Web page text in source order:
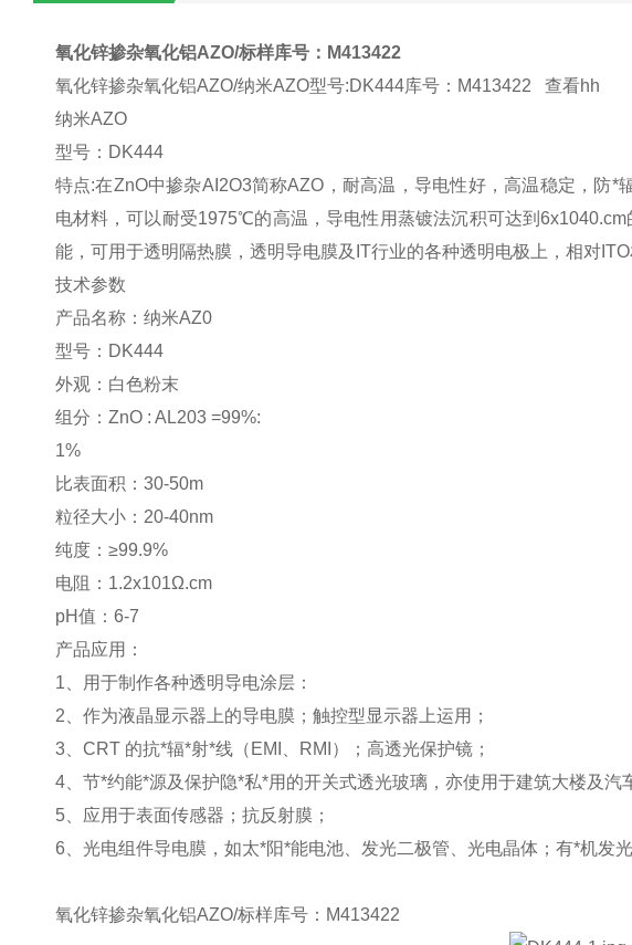
氧化锌掺杂氧化铝AZO/标样库号：M413422
氧化锌掺杂氧化铝AZO/纳米AZO型号:DK444库号：M413422 查看hh
纳米AZO
型号：DK444
特点:在ZnO中掺杂AI2O3简称AZO，耐高温，导电性好，高温稳定，防
电材料，可以耐受1975℃的高温，导电性用蒸镀法沉积可达到
能，可用于透明隔热膜，透明导电膜及IT行业的各种透明电极上，相对ITO
技术参数
产品名称：纳米AZ0
型号：DK444
外观：白色粉末
组分：ZnO : AL203 =99%:
1%
比表面积：30-50m
粒径大小：20-40nm
纯度：≥99.9%
电阻：1.2x101Ω.cm
pH值：6-7
产品应用：
1、用于制作各种透明导电涂层：
2、作为液晶显示器上的导电膜；触控型显示器上运用；
3、CRT 的抗*辐*射*线（EMI、RMI）；高透光保护镜；
4、节*约能*源及保护隐*私*用的开关式透光玻璃，亦使用于建筑大楼及汽
5、应用于表面传感器；抗反射膜；
6、光电组件导电膜，如太*阳*能电池、发光二极管、光电晶体；有*机发
氧化锌掺杂氧化铝AZO/标样库号：M413422